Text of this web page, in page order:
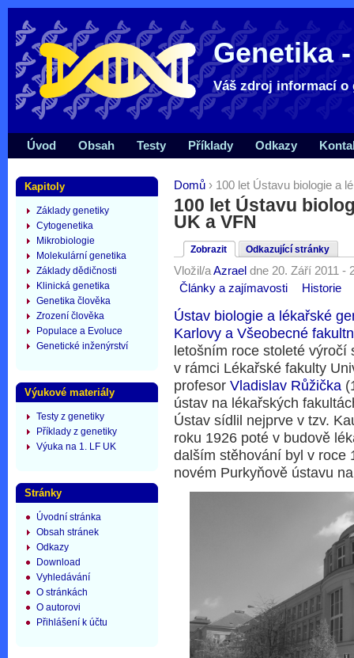
Genetika
Váš zdroj informací o
Domů › 100 let Ústavu biologie a
100 let Ústavu
UK a VFN
Zobrazit Odkazující stránky
Vložil/aAzrael dne 20. Září 2011 -
Články a zajímavosti
Historie
Ústav biologie a lékařské
Karlovy a Všeobecné
letošním roce stoleté
v rámci Lékařské fakulty
profesor Vladislav Růžička
ústav na lékařských
Ústav sídlil nejprve v tzv.
roku 1926 poté v budově
dalším stěhování byl v roce
novém Purkyňově ústavu
Úvod Obsah Testy Příklady Odkazy
Kapitoly
Základy genetiky
Cytogenetika
Mikrobiologie
Molekulární genetika
Základy dědičnosti
Klinická genetika
Genetika člověka
Zrození člověka
Populace a Evoluce
Genetické inženýrství
Výukové materiály
Testy z genetiky
Příklady z genetiky
Výuka na 1. LF UK
Stránky
Úvodní stránka
Obsah stránek
Odkazy
Download
Vyhledávání
O stránkách
O autorovi
Přihlášení k účtu